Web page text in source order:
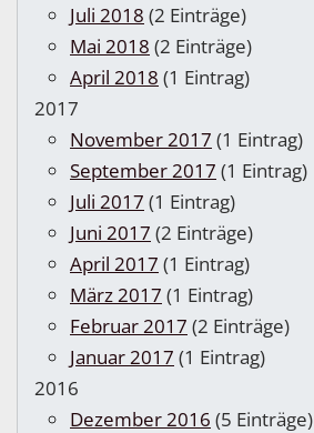
Juli 2018 (2 Einträge)
Mai 2018 (2 Einträge)
April 2018 (1 Eintrag)
2017
November 2017 (1 Eintrag)
September 2017 (1 Eintrag)
Juli 2017 (1 Eintrag)
Juni 2017 (2 Einträge)
April 2017 (1 Eintrag)
März 2017 (1 Eintrag)
Februar 2017 (2 Einträge)
Januar 2017 (1 Eintrag)
2016
Dezember 2016 (5 Einträge)